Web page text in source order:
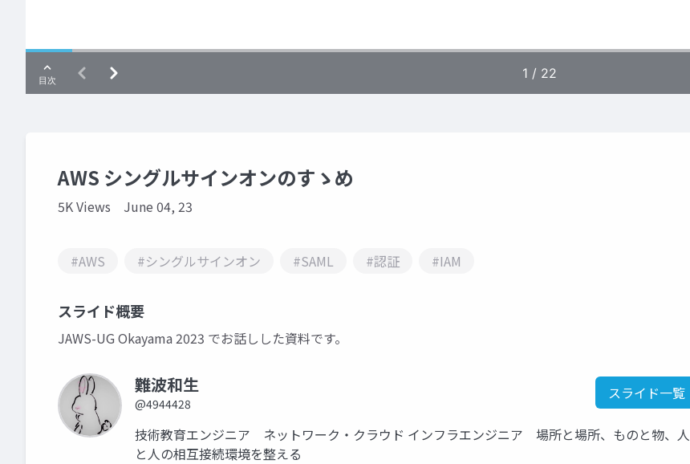
AWS シングルサインオンのすゝめ
5K Views June 04, 23
#AWS #シングルサインオン #SAML #認証 #IAM
スライド概要
JAWS-UG Okayama 2023 でお話しした資料です。
難波和生
@4944428
スライド一覧
技術教育エンジニア ネットワーク・クラウド インフラエンジニア 場所と場所、ものと物、人
と人の相互接続環境を整える